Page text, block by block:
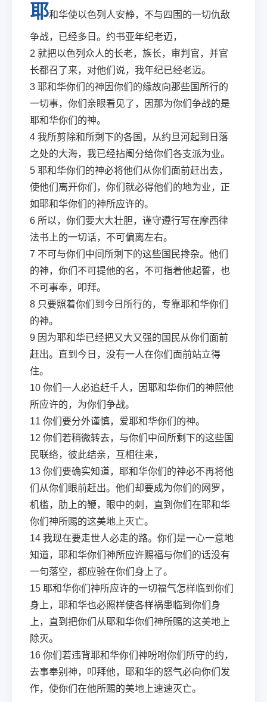
耶和华使以色列人安静，不与四围的一切仇敌
争战，已经多日。约书亚年纪老迈，
2 就把以色列众人的长老，族长，审判官，并官
长都召了来，对他们说，我年纪已经老迈。
3 耶和华你们的神因你们的缘故向那些国所行的
一切事，你们亲眼看见了，因那为你们争战的是
耶和华你们的神。
4 我所剪除和所剩下的各国，从约旦河起到日落
之处的大海，我已经拈阄分给你们各支派为业。
5 耶和华你们的神必将他们从你们面前赶出去，
使他们离开你们，你们就必得他们的地为业，正
如耶和华你们的神所应许的。
6 所以，你们要大大壮胆，谨守遵行写在摩西律
法书上的一切话，不可偏离左右。
7 不可与你们中间所剩下的这些国民搀杂。他们
的神，你们不可提他的名，不可指着他起誓，也
不可事奉，叩拜。
8 只要照着你们到今日所行的，专靠耶和华你们
的神。
9 因为耶和华已经把又大又强的国民从你们面前
赶出。直到今日，没有一人在你们面前站立得
住。
10 你们一人必追赶千人，因耶和华你们的神照他
所应许的，为你们争战。
11 你们要分外谨慎，爱耶和华你们的神。
12 你们若稍微转去，与你们中间所剩下的这些国
民联络，彼此结亲，互相往来，
13 你们要确实知道，耶和华你们的神必不再将他
们从你们眼前赶出。他们却要成为你们的网罗，
机槛，肋上的鞭，眼中的刺，直到你们在耶和华
你们神所赐的这美地上灭亡。
14 我现在要走世人必走的路。你们是一心一意地
知道，耶和华你们神所应许赐福与你们的话没有
一句落空，都应验在你们身上了。
15 耶和华你们神所应许的一切福气怎样临到你们
身上，耶和华也必照样使各样祸患临到你们身
上，直到把你们从耶和华你们神所赐的这美地上
除灭。
16 你们若违背耶和华你们神吩咐你们所守的约，
去事奉别神，叩拜他，耶和华的怒气必向你们发
作，使你们在他所赐的美地上速速灭亡。